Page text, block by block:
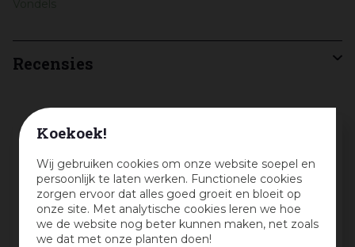
Koekoek!
Wij gebruiken cookies om onze website soepel en
persoonlijk te laten werken. Functionele cookies
zorgen ervoor dat alles goed groeit en bloeit op
onze site. Met analytische cookies leren we hoe
we de website nog beter kunnen maken, net zoals
we dat met onze planten doen!
Recensies
Schrijf een review en win een cadeaubon
Deel jouw ervaringen met dit product en maak
maandelijks kans op een cadeaubon t.w.v. € 25,-
Beoordeling:*